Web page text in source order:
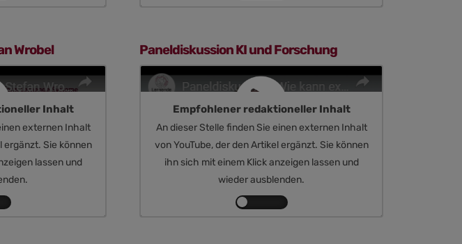
Wrobel
Inhalt
externen Inhalt
ergänzt. Sie können
lassen und
Paneldiskussion KI und Forschung
Empfohlener redaktioneller Inhalt
An dieser Stelle finden Sie einen externen Inhalt
von YouTube, der den Artikel ergänzt. Sie können
ihn sich mit einem Klick anzeigen lassen und
wieder ausblenden.
Inhalte